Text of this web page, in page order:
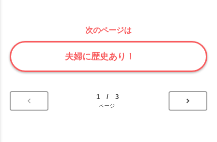
次のページは
夫婦に歴史あり！
1 / 3
ページ